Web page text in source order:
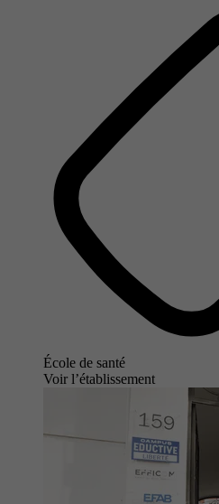
École de santé
Voir l’établissement